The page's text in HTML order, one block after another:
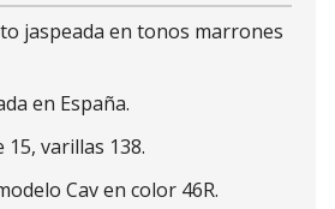
jaspeada en tonos marrones
en España.
varillas 138.
Cav en color 46R.